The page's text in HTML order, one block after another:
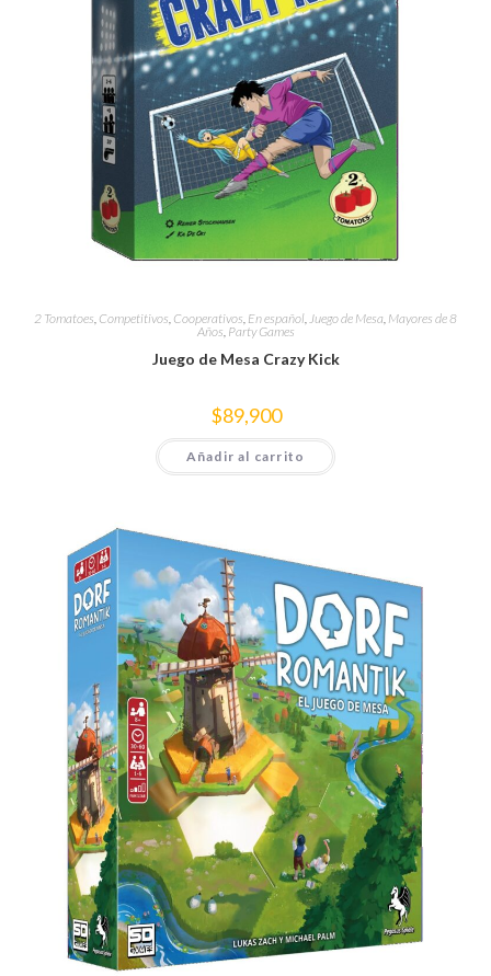
2 Tomatoes, Competitivos, Cooperativos, En español,Juego de Mesa, Mayores de 8
Años, Party Games
Juego de Mesa Crazy Kick
$89,900
Añadir al carrito